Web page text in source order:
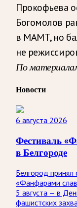
Прокофьева
Богомолов
в МАМТ, но
не
По
Новости
6 августа 2026
Фестиваль
в Белгороде
Белгород
«Фанфарами
5 августа — в
фашистских